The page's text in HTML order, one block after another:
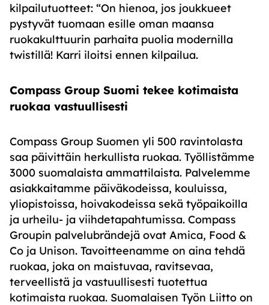
kilpailutuotteet: “On hienoa, jos joukkueet
pystyvät tuomaan esille oman maansa
ruokakulttuurin parhaita puolia modernilla
twistillä! Karri iloitsi ennen kilpailua.
Compass Group Suomi tekee kotimaista
ruokaa vastuullisesti
Compass Group Suomen yli 500 ravintolasta
saa päivittäin herkullista ruokaa. Työllistämme
3000 suomalaista ammattilaista. Palvelemme
asiakkaitamme päiväkodeissa, kouluissa,
yliopistoissa, hoivakodeissa sekä työpaikoilla
ja urheilu- ja viihdetapahtumissa. Compass
Groupin palvelubrändejä ovat Amica, Food &
Co ja Unison. Tavoitteenamme on aina tehdä
ruokaa, joka on maistuvaa, ravitsevaa,
terveellistä ja vastuullisesti tuotettua
kotimaista ruokaa. Suomalaisen Työn Liitto on